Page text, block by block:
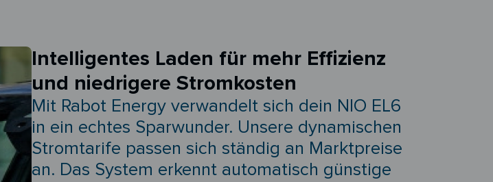
Intelligentes Laden für mehr Effizienz
und niedrigere Stromkosten
Mit Rabot Energy verwandelt sich dein NIO EL6
in ein echtes Sparwunder. Unsere dynamischen
Stromtarife passen sich ständig an Marktpreise
an. Das System erkennt automatisch günstige